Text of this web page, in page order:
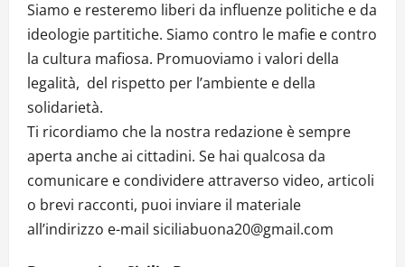
Siamo e resteremo liberi da influenze politiche e da
ideologie partitiche. Siamo contro le mafie e contro
la cultura mafiosa. Promuoviamo i valori della
legalità, del rispetto per l’ambiente e della
solidarietà.
Ti ricordiamo che la nostra redazione è sempre
aperta anche ai cittadini. Se hai qualcosa da
comunicare e condividere attraverso video, articoli
o brevi racconti, puoi inviare il materiale
all’indirizzo e-mail siciliabuona20@gmail.com